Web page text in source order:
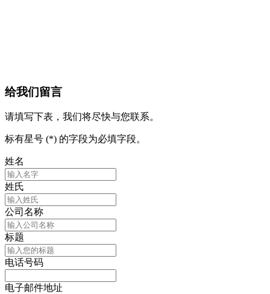
给我们留言
请填写下表，我们将尽快与您联系。
标有星号 (*) 的字段为必填字段。
姓名
姓氏
公司名称
标题
电话号码
电子邮件地址